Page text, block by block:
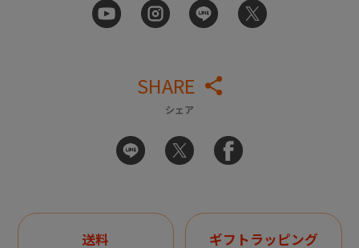
SHARE
シェア
送料 ギフトラッピング